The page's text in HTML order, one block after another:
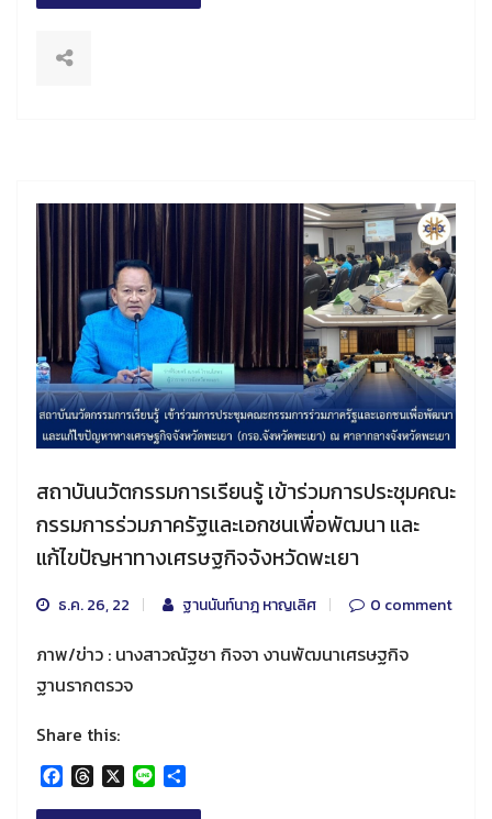
สถาบันนวัตกรรมการเรียนรู้ เข้าร่วมการประชุมคณะ
กรรมการร่วมภาครัฐและเอกชนเพื่อพัฒนา และ
แก้ไขปัญหาทางเศรษฐกิจจังหวัดพะเยา
ธ.ค. 26, 22 ฐานนันท์นาฎ หาญเลิศ 0 comment
ภาพ/ข่าว : นางสาวณัฐชา กิจจา งานพัฒนาเศรษฐกิจ
ฐานรากตรวจ
Share this:
Facebook
Threads
X Line